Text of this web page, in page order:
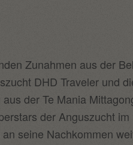
Zunahmen aus der
DHD Traveler und
der Te Mania
der Anguszucht
seine Nachkommen